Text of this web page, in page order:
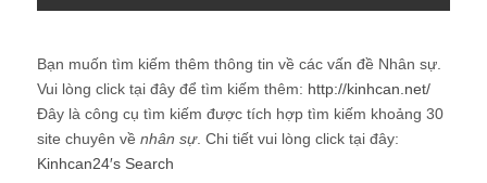
Bạn muốn tìm kiếm thêm thông tin về các vấn đề Nhân sự
Vui lòng click tại đây để tìm kiếm thêm: http://kinhcan.net/
Đây là công cụ tìm kiếm được tích hợp tìm kiếm khoảng 30
site chuyên về nhân sự. Chi tiết vui lòng click tại đây:
Kinhcan24′s Search